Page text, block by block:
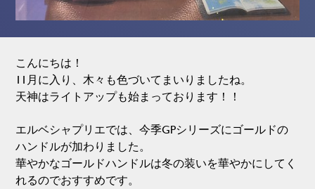
こんにちは！
11月に入り、木々も色づいてまいりましたね。
天神はライトアップも始まっております！！
エルベシャプリエでは、今季GPシリーズにゴールドの
ハンドルが加わりました。
華やかなゴールドハンドルは冬の装いを華やかにしてく
れるのでおすすめです。